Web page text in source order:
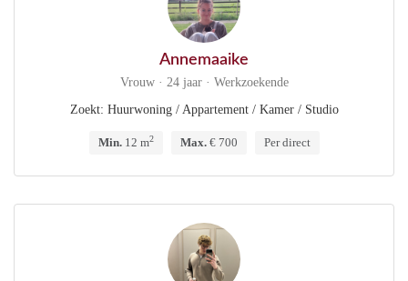
Annemaaike
Vrouw · 24 jaar · Werkzoekende
Zoekt: Huurwoning / Appartement / Kamer / Studio
Min.12 m2 Max.€ 700 Per direct